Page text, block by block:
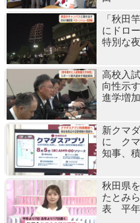
「秋田
にドロ
特別な
高校入
向性示
進学増
新クマ
に クマ
知事、
秋田県
たとみ
表 平年